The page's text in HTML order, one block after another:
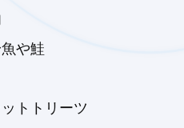
や鮭
トトリーツ